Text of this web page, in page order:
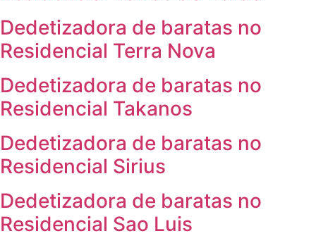
Dedetizadora de baratas no
Residencial Terra Nova
Dedetizadora de baratas no
Residencial Takanos
Dedetizadora de baratas no
Residencial Sirius
Dedetizadora de baratas no
Residencial Sao Luis